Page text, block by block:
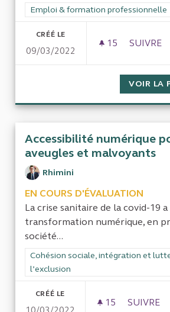
Filtrer les résultats de la catégorie
Emploi & formation professionnelle
CRÉÉ LE
09/03/2022
15 15
SUIVRE
VOIR LA
Accessibilité numérique
aveugles et malvoyants
Rhimini
EN COURS D'ÉVALUATION
La crise sanitaire de la covid-19
transformation numérique, en
société...
Filtrer les résultats de la catégorie :
Cohésion sociale, intégration et
l’exclusion
CRÉÉ LE
15 15
SUIVRE